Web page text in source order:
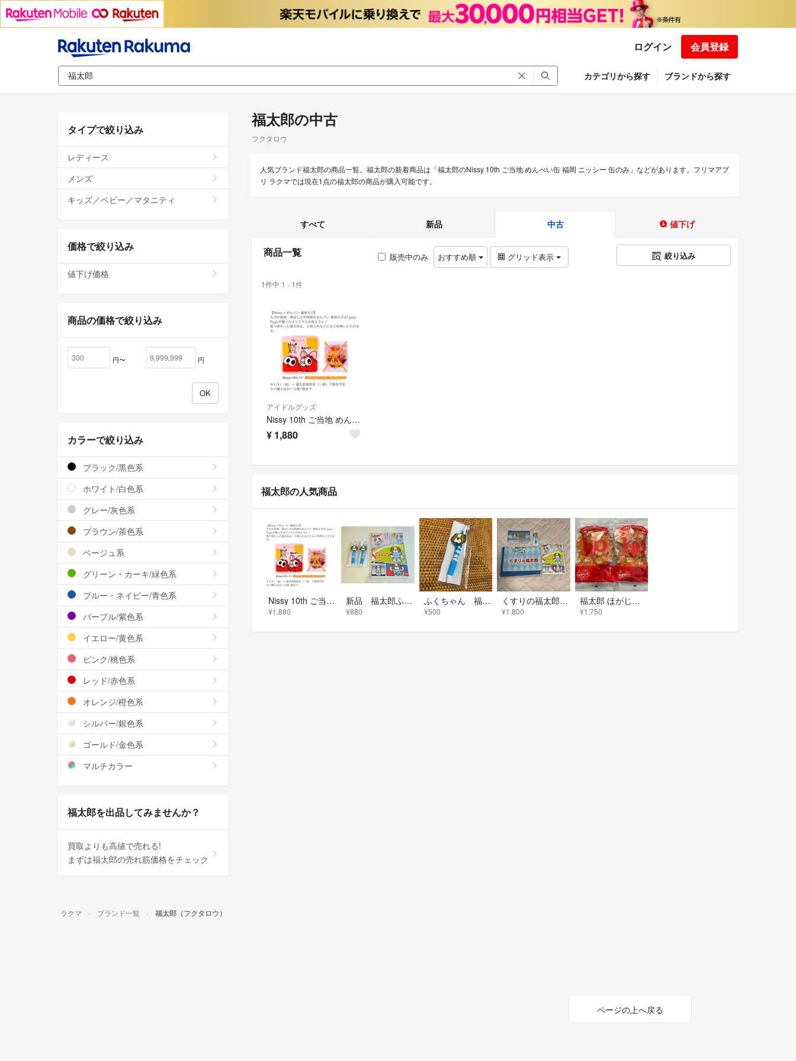
ログイン 会員登録
カテゴリから探す ブランドから探す
福太郎の中古
フクタロウ
人気ブランド福太郎の商品一覧。福太郎の新着商品は「福太郎のNissy 10th ご当地 めんべい缶 福岡 ニッシー 缶のみ」などがあります。フリマアプ
リ ラクマでは現在1点の福太郎の商品が購入可能です。
すべて 新品 中古 値下げ
商品一覧 販売中のみ おすすめ順 グリッド表示 絞り込み
1件中 1 - 1件
アイドルグッズ
Nissy 10th ご当地 めんべい缶 福岡 ニッシー 缶のみ
¥ 1,880
福太郎の人気商品
Nissy 10th ご当地 めんべい缶 福岡 ニッシー 缶のみ
¥1,880
新品 福太郎ふくちゃん ボールペン2本＋ノート セット
¥880
ふくちゃん 福太郎 オリジナルラバー付きボールペン 非売品 新品
¥500
くすりの福太郎 ふくちゃん オリジナルグッズ 非売品 4点set レア
¥1,800
福太郎 ほがじゃ ほたて 180g × 2袋
¥1,750
タイプで絞り込み
レディース
メンズ
キッズ／ベビー／マタニティ
価格で絞り込み
値下げ価格
商品の価格で絞り込み
円〜 円
カラーで絞り込み
ブラック/黒色系
ホワイト/白色系
グレー/灰色系
ブラウン/茶色系
ベージュ系
グリーン・カーキ/緑色系
ブルー・ネイビー/青色系
パープル/紫色系
イエロー/黄色系
ピンク/桃色系
レッド/赤色系
オレンジ/橙色系
シルバー/銀色系
ゴールド/金色系
マルチカラー
福太郎を出品してみませんか？
買取よりも高値で売れる!
まずは福太郎の売れ筋価格をチェック
ラクマ ブランド一覧 福太郎（フクタロウ）
ページの上へ戻る